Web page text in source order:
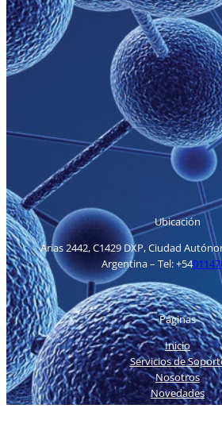
Ubicación
Arias 2442, C1429 DXP, Ciudad
Argentina – Tel: +54
Páginas
Inicio
Servicios de
Nosotros
Novedades
Contacto